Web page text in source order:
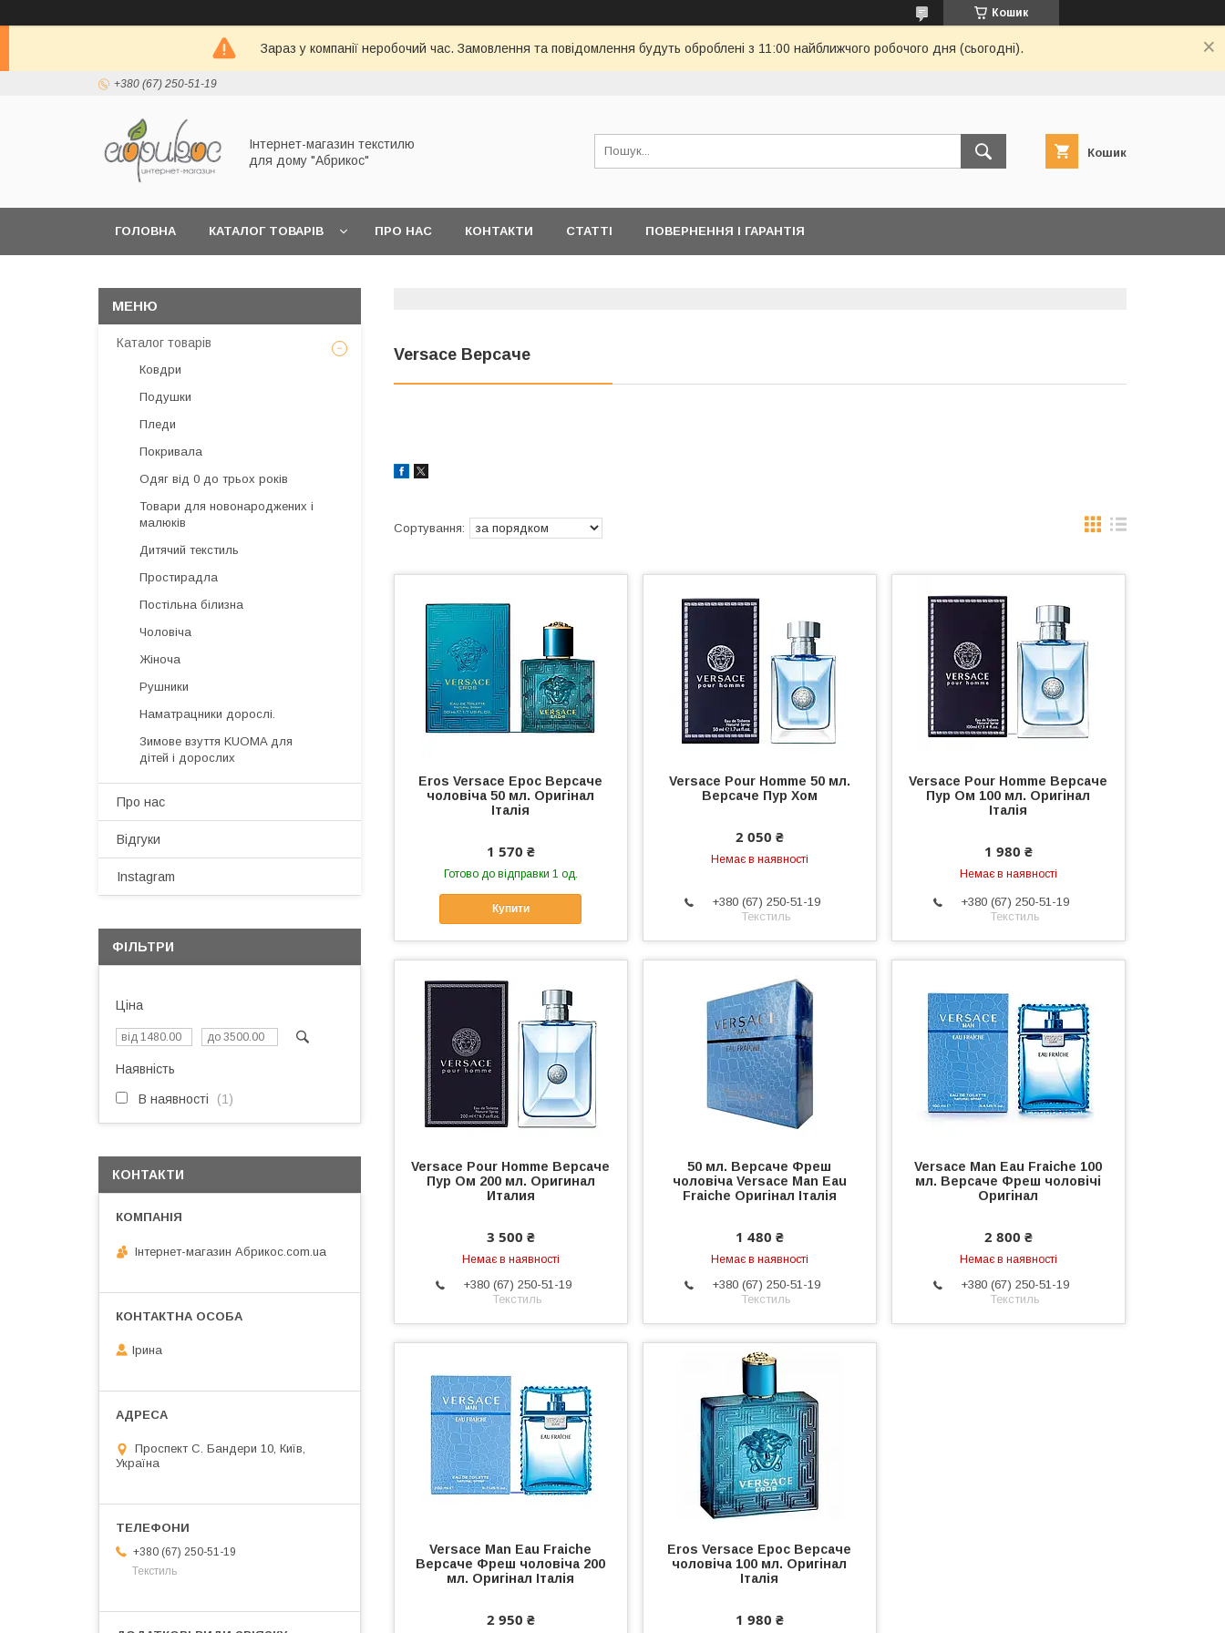
Кошик
Зараз у компанії неробочий час. Замовлення та повідомлення будуть оброблені з 11:00 найближчого робочого дня (сьогодні).
+380 (67) 250-51-19
Інтернет-магазин текстилю
для дому "Абрикос"
Кошик
ГОЛОВНА КАТАЛОГ ТОВАРІВ ПРО НАС КОНТАКТИ СТАТТІ ПОВЕРНЕННЯ І ГАРАНТІЯ
Versace Версаче
Eros Versace Ерос Версаче
чоловіча 50 мл. Оригінал
Італія
1 570 ₴
Готово до відправки 1 од.
Купити
Versace Pour Homme 50 мл.
Версаче Пур Хом
2 050 ₴
Немає в наявності
+380 (67) 250-51-19
Текстиль
Versace Pour Homme Версаче
Пур Ом 100 мл. Оригінал
Італія
1 980 ₴
Немає в наявності
+380 (67) 250-51-19
Текстиль
Versace Pour Homme Версаче
Пур Ом 200 мл. Оригинал
Италия
3 500 ₴
Немає в наявності
+380 (67) 250-51-19
Текстиль
50 мл. Версаче Фреш
чоловіча Versace Man Eau
Fraiche Оригінал Італія
1 480 ₴
Немає в наявності
+380 (67) 250-51-19
Текстиль
Versace Man Eau Fraiche 100
мл. Версаче Фреш чоловічі
Оригінал
2 800 ₴
Немає в наявності
+380 (67) 250-51-19
Текстиль
Versace Man Eau Fraiche
Версаче Фреш чоловіча 200
мл. Оригінал Італія
2 950 ₴
Eros Versace Ерос Версаче
чоловіча 100 мл. Оригінал
Італія
1 980 ₴
Каталог товарів
Ковдри
Подушки
Пледи
Покривала
Одяг від 0 до трьох років
Товари для новонароджених і
малюків
Дитячий текстиль
Простирадла
Постільна білизна
Чоловіча
Жіноча
Рушники
Наматрацники дорослі.
Зимове взуття KUOMA для
дітей і дорослих
Про нас
Відгуки
Instagram
ФІЛЬТРИ
Ціна
Наявність
В наявності 1
КОНТАКТИ
Інтернет-магазин Абрикос.com.ua
Ірина
Проспект С. Бандери 10, Київ,
Україна
+380 (67) 250-51-19
Текстиль